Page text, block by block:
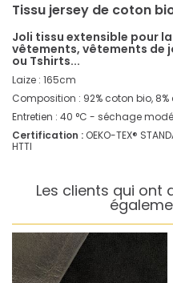
Tissu jersey de coton
Joli tissu extensible pour
vêtements, vêtements de
ou Tshirts...
Laize : 165cm
Composition : 92% coton bio,
Entretien : 40 °C - séchage
Certification : OEKO-TEX®
HTTI
Les clients qui ont